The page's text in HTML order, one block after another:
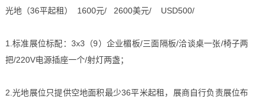
光地（36平起租） 1600元/ 2600美元/ USD500/
1.标准展位标配：3x3（9）企业楣板/三面隔板/洽谈桌一张/椅子两
把/220V电源插座一个/射灯两盏；
2.光地展位只提供空地面积最少36平米起租，展商自行负责展位布